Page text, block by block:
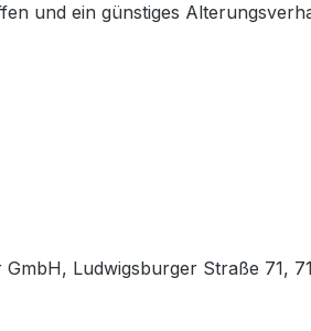
und ein günstiges
Ludwigsburger Straße 71,